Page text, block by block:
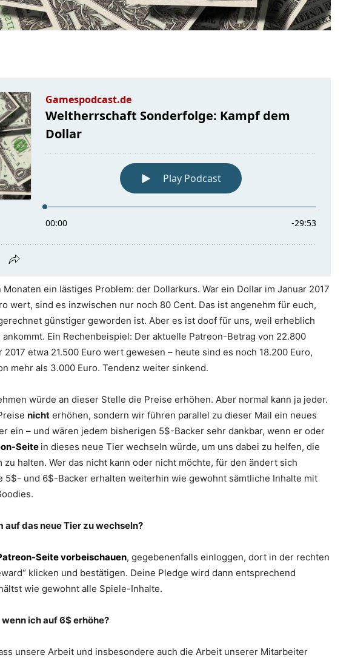
ein lästiges Problem: der Dollarkurs. War ein Dollar im Januar 2017
wert, sind es inzwischen nur noch 80 Cent. Das ist angenehm für euch,
günstiger geworden ist. Aber es ist doof für uns, weil erheblich
Ein Rechenbeispiel: Der aktuelle Patreon-Betrag von 22.800
2017 etwa 21.500 Euro wert gewesen – heute sind es noch 18.200 Euro,
mehr als 3.000 Euro. Tendenz weiter sinkend.
würde an dieser Stelle die Preise erhöhen. Aber normal kann ja jeder.
nicht erhöhen, sondern wir führen parallel zu dieser Mail ein neues
ein – und wären jedem bisherigen 5$-Backer sehr dankbar, wenn er oder
Seite in dieses neue Tier wechseln würde, um uns dabei zu helfen, die
zu halten. Wer das nicht kann oder nicht möchte, für den ändert sich
5$- und 6$-Backer erhalten weiterhin wie gewohnt sämtliche Inhalte mit
auf das neue Tier zu wechseln?
Seite vorbeischauen, gegebenenfalls einloggen, dort in der rechten
klicken und bestätigen. Deine Pledge wird dann entsprechend
wie gewohnt alle Spiele-Inhalte.
ich auf 6$ erhöhe?
unsere Arbeit und insbesondere auch die Arbeit unserer Mitarbeiter